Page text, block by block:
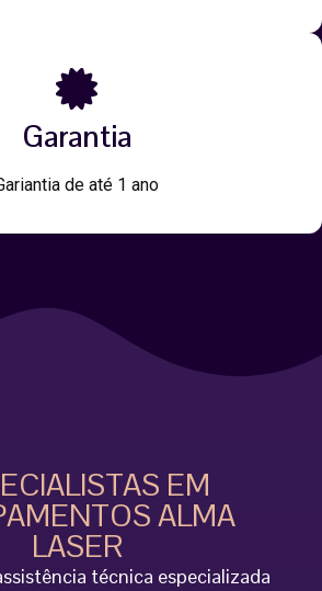
Garantia
de até 1 ano
EM
ALMA
LASER
técnica especializada